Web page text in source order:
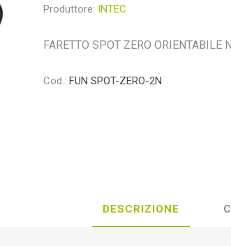
Produttore: INTEC
FARETTO SPOT ZERO ORIENTABILE
Cod.: FUN SPOT-ZERO-2N
DESCRIZIONE